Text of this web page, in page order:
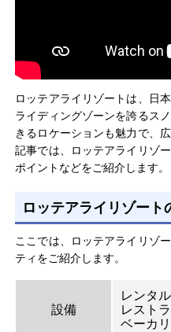
ロッテアライリゾートは、日
ライディングゾーンを誇るス
きるロケーションも魅力で、
記事では、ロッテアライリゾ
ポイントなどをご紹介します。
ロッテアライリゾート
ここでは、ロッテアライリゾ
ティをご紹介します。
設備
レンタ
レスト
ベーカ